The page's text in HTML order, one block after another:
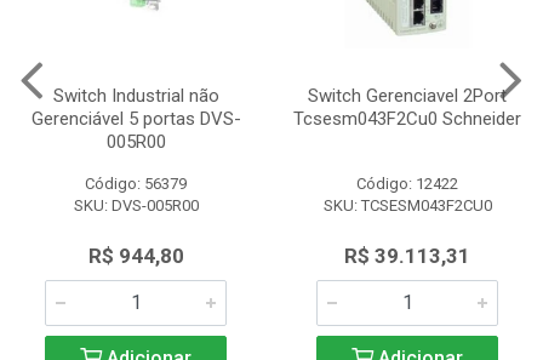
Switch Industrial não
Gerenciável 5 portas DVS-
005R00
Código: 56379
SKU: DVS-005R00
R$ 944,80
Switch Gerenciavel 2Port
Tcsesm043F2Cu0 Schneider
Código: 12422
SKU: TCSESM043F2CU0
R$ 39.113,31